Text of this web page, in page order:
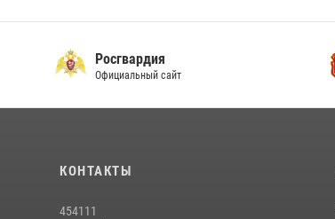
Росгвардия
Официальный сайт
КОНТАКТЫ
454111